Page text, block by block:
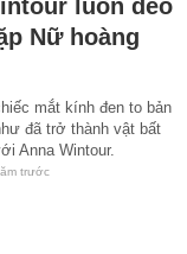
luôn đeo
Nữ hoàng
mắt kính đen to bản
đã trở thành vật bất
Anna Wintour.
trước